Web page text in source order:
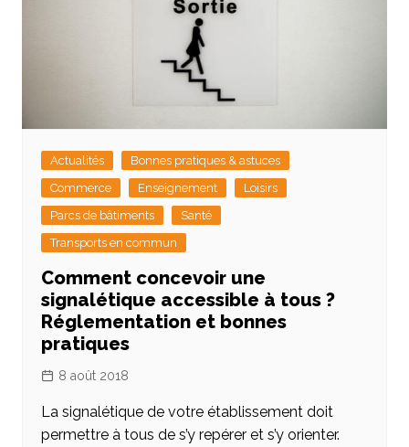
Actualités
Bonnes pratiques & astuces
Commerce
Enseignement
Loisirs
Parcs de bâtiments
Santé
Transports en commun
Comment concevoir une
signalétique accessible à tous ?
Réglementation et bonnes
pratiques
8 août 2018
La signalétique de votre établissement doit
permettre à tous de s’y repérer et s’y orienter.